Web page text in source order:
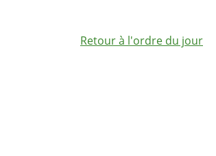
Retour à l'ordre du jour